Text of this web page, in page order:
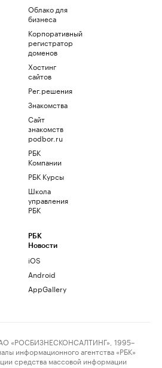
Облако для
бизнеса
Корпоративный
регистратор
доменов
Хостинг
сайтов
Рег.решения
Знакомства
Сайт
знакомств
podbor.ru
РБК
Компании
РБК Курсы
Школа
управления
РБК
РБК
Новости
iOS
Android
AppGallery
«РОСБИЗНЕСКОНСАЛТИНГ», 1995–
информационного агентства «РБК»
средства массовой информации